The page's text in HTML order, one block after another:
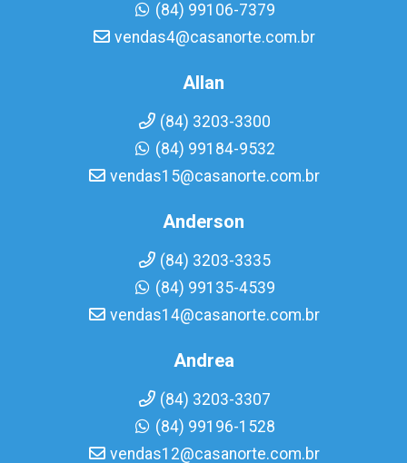
(84) 99106-7379
vendas4@casanorte.com.br
Allan
(84) 3203-3300
(84) 99184-9532
vendas15@casanorte.com.br
Anderson
(84) 3203-3335
(84) 99135-4539
vendas14@casanorte.com.br
Andrea
(84) 3203-3307
(84) 99196-1528
vendas12@casanorte.com.br